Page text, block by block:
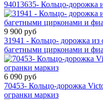
94013635- Кольцо-дорожка
9 900 руб
31941 - Кольцо- дорожка из
багетными цирконами и
6 090 руб
70453- Кольцо-дорожка
огранки маркиз